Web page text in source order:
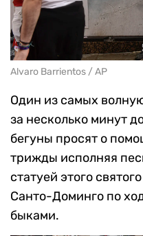
Alvaro Barrientos / AP
Один из самых
за несколько минут
бегуны просят о
трижды исполняя
статуей этого
Санто-Доминго по
быками.